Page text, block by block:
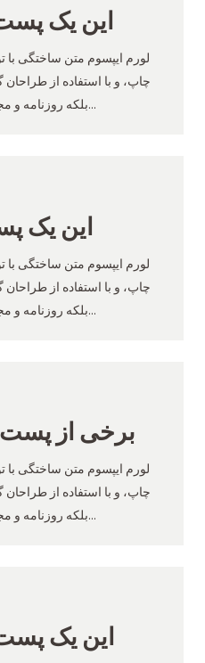
این یک
لورم ایپسوم متن ساختگی با
چاپ، و با استفاده از
بلکه روزنامه و مجله در ستون و سطرآنچنان که…
این یک
لورم ایپسوم متن ساختگی با
چاپ، و با استفاده از
بلکه روزنامه و مجله در ستون و سطرآنچنان که…
برخی از
لورم ایپسوم متن ساختگی با
چاپ، و با استفاده از
بلکه روزنامه و مجله در ستون و سطرآنچنان که…
این یک